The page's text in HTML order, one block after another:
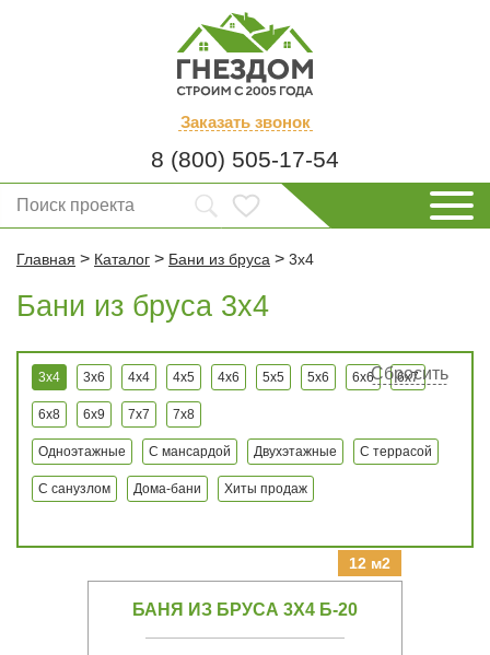
Заказать звонок
8 (800) 505-17-54
Главная > Каталог > Бани из бруса > 3x4
Бани из бруса 3x4
Сбросить
3x4 3x6 4x4 4x5 4x6 5x5 5x6 6x6 6x7
6x8 6x9 7x7 7x8
Одноэтажные С мансардой Двухэтажные С террасой
С санузлом Дома-бани Хиты продаж
12 м2
БАНЯ ИЗ БРУСА 3Х4 Б-20